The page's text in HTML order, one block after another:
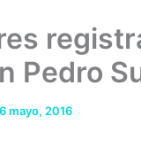
Pedro
6 mayo, 2016